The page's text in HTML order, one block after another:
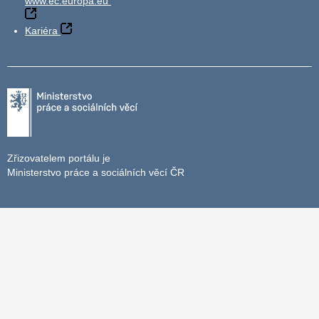
Kariéra
Zřizovatelem portálu je
Ministerstvo práce a sociálních věcí ČR